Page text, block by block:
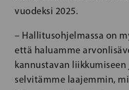
vuodeksi 2025.
– Hallitusohjelmassa on
että haluamme
kannustavan liikkumiseen
selvitämme laajemmin,